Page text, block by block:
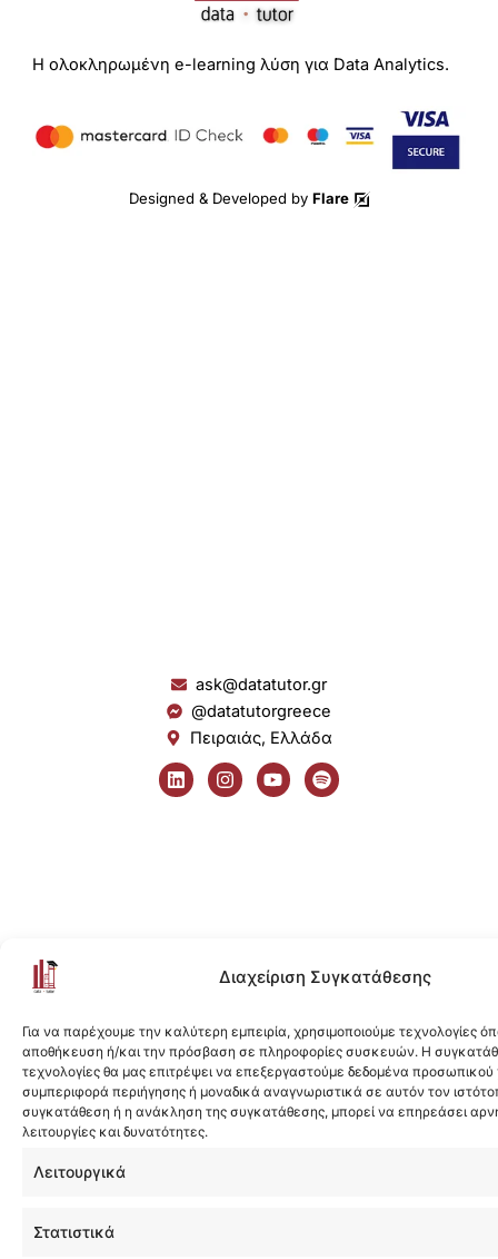
Διαχείριση Συγκατάθεσης
Για να παρέχουμε την καλύτερη εμπειρία, χρησιμοποιούμε τεχνολογίες
αποθήκευση ή/και την πρόσβαση σε πληροφορίες συσκευών. Η
τεχνολογίες θα μας επιτρέψει να επεξεργαστούμε δεδομένα
συμπεριφορά περιήγησης ή μοναδικά αναγνωριστικά σε αυτόν τον
συγκατάθεση ή η ανάκληση της συγκατάθεσης, μπορεί να επηρεάσει
λειτουργίες και δυνατότητες.
Λειτουργικά
Στατιστικά
Η ολοκληρωμένη e-learning λύση για Data Analytics.
Designed & Developed by Flare
ask@datatutor.gr
@datatutorgreece
Πειραιάς, Ελλάδα
L
i
n
I
n
s
Y
o
u
S
p
o